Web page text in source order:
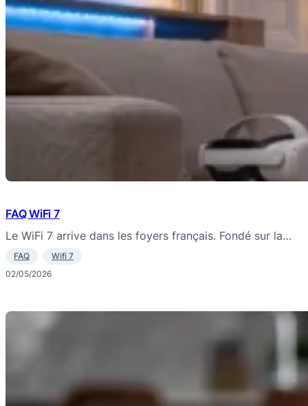
FAQ WiFi 7
Le WiFi 7 arrive dans les foyers français. Fondé sur la…
FAQ
Wifi 7
02/05/2026